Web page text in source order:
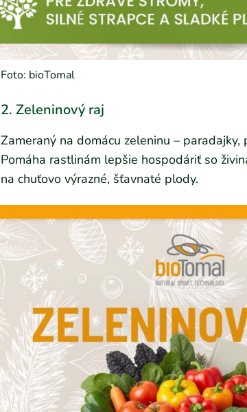
Foto: bioTomal
2. Zeleninový raj
Zameraný na domácu zeleninu –
Pomáha rastlinám lepšie hospodáriť so
na chuťovo výrazné, šťavnaté plody.